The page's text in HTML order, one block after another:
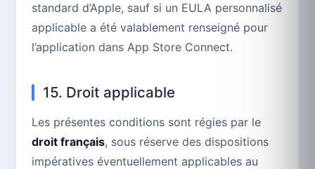
standard d’Apple, sauf si un EULA personnalisé
applicable a été valablement renseigné pour
l’application dans App Store Connect.
15. Droit applicable
Les présentes conditions sont régies par le
droit français, sous réserve des dispositions
impératives éventuellement applicables au